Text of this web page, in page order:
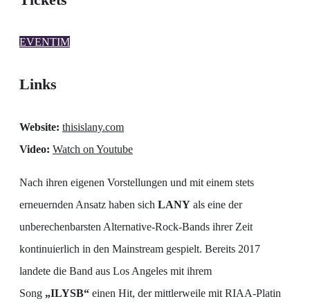
EVENTIM
Links
Website: thisislany.com
Video: Watch on Youtube
Nach ihren eigenen Vorstellungen und mit einem stets
erneuernden Ansatz haben sich LANY als eine der
unberechenbarsten Alternative-Rock-Bands ihrer Zeit
kontinuierlich in den Mainstream gespielt. Bereits 2017
landete die Band aus Los Angeles mit ihrem
Song „ILYSB“ einen Hit, der mittlerweile mit RIAA-Platin